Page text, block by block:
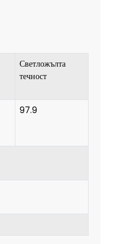
Светложълта
течност
97.9